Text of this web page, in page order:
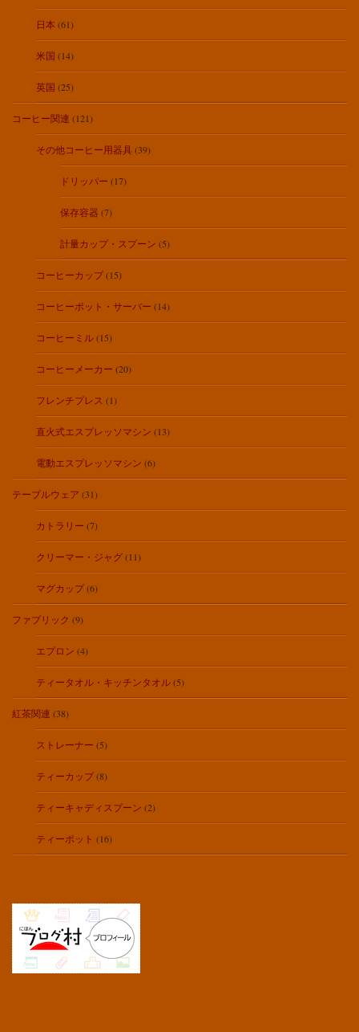
日本 (61)
米国 (14)
英国 (25)
コーヒー関連 (121)
その他コーヒー用器具 (39)
ドリッパー (17)
保存容器 (7)
計量カップ・スプーン (5)
コーヒーカップ(15)
コーヒーポット・サーバー (14)
コーヒーミル(15)
コーヒーメーカー (20)
フレンチプレス (1)
直火式エスプレッソマシン (13)
電動エスプレッソマシン (6)
テーブルウェア (31)
カトラリー (7)
クリーマー・ジャグ(11)
マグカップ(6)
ファブリック (9)
エプロン (4)
ティータオル・キッチンタオル(5)
紅茶関連 (38)
ストレーナー (5)
ティーカップ(8)
ティーキャディスプーン (2)
ティーポット (16)